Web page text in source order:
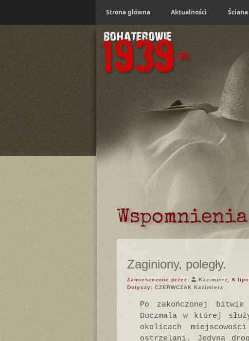
Strona główna Aktualności
Wspomnienia
Zaginiony, poległy.
Zamieszczone przez: Kazimierz , 6
Dotyczy: CZERWCZAK Kazimierz
Po zakończonej
Duczmala w której
okolicach
ostrzelani. Jedyną